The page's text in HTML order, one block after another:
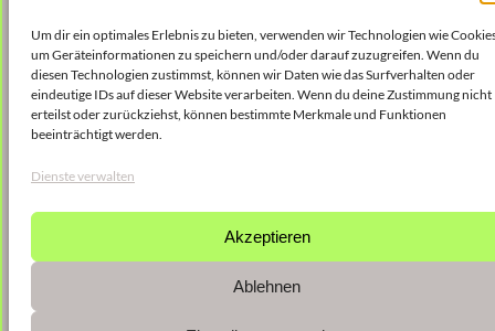
Um dir ein optimales Erlebnis zu bieten, verwenden wir Technologien wie
um Geräteinformationen zu speichern und/oder darauf zuzugreifen. Wenn du
diesen Technologien zustimmst, können wir Daten wie das Surfverhalten oder
eindeutige IDs auf dieser Website verarbeiten. Wenn du deine Zustimmung nicht
erteilst oder zurückziehst, können bestimmte Merkmale und Funktionen
beeinträchtigt werden.
Dienste verwalten
Akzeptieren
Ablehnen
Kooperationsprojekt mit Musikern des Philharmonischen
Orchester Cottbus Leitung: Evan Christ